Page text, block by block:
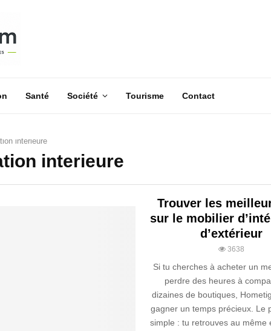
Santé Société Tourisme Contact
interieure
interieure
Trouver les
sur le mobilier
d’extérieur
3638
Si tu cherches à acheter un
perdre des heures à
dizaines de boutiques,
gagner un temps précieux. Le
simple : tu retrouves au même